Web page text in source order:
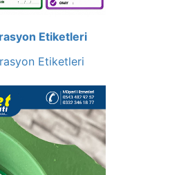
Etiketleri
Etiketleri